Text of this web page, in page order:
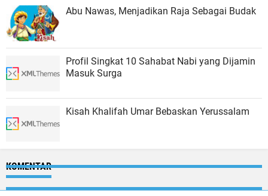
Abu Nawas, Menjadikan Raja Sebagai Budak
Profil Singkat 10 Sahabat Nabi yang Dijamin
Masuk Surga
Kisah Khalifah Umar Bebaskan Yerussalam
KOMENTAR